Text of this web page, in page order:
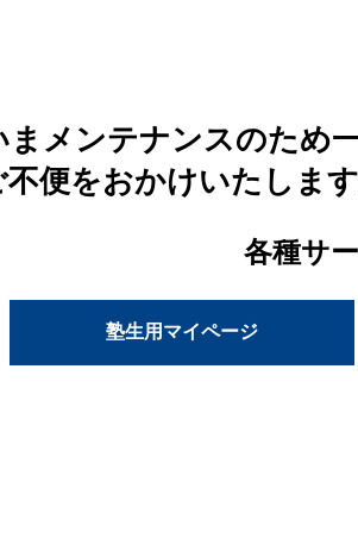
まメンテナンスのため
不便をおかけいたしま
各種サ
塾生用マイページ